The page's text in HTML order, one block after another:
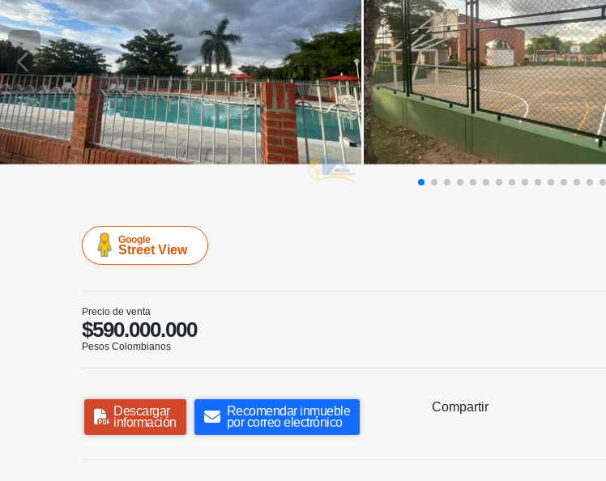
Google
Street View
Precio de venta
$590.000.000
Pesos Colombianos
Descargar
información
Recomendar inmueble
por correo electrónico
Compartir